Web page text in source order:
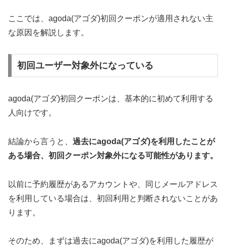
ここでは、agoda(アゴダ)初回クーポンが適用されない主
な原因を解説します。
初回ユーザー対象外になっている
agoda(アゴダ)初回クーポンは、基本的に初めて利用する
人向けです。
結論から言うと、 過去にagoda(アゴダ)を利用したことが
ある場合、初回クーポン対象外になる可能性があります。
以前に予約履歴があるアカウントや、同じメールアドレス
を利用している場合は、初回利用と判断されないことがあ
ります。
そのため、まずは過去にagoda(アゴダ)を利用した履歴が